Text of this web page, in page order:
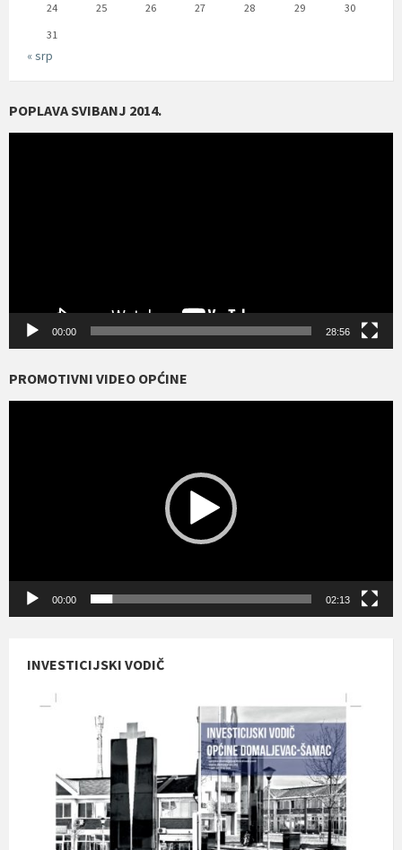
24
25 26 27 28 29
30
31
« srp
POPLAVA SVIBANJ 2014.
00:00 28:56
PROMOTIVNI VIDEO OPĆINE
00:00 02:13
INVESTICIJSKI VODIČ